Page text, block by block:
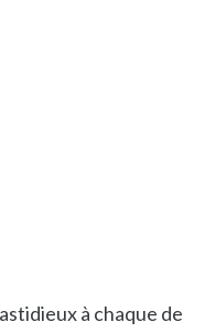
à chaque de